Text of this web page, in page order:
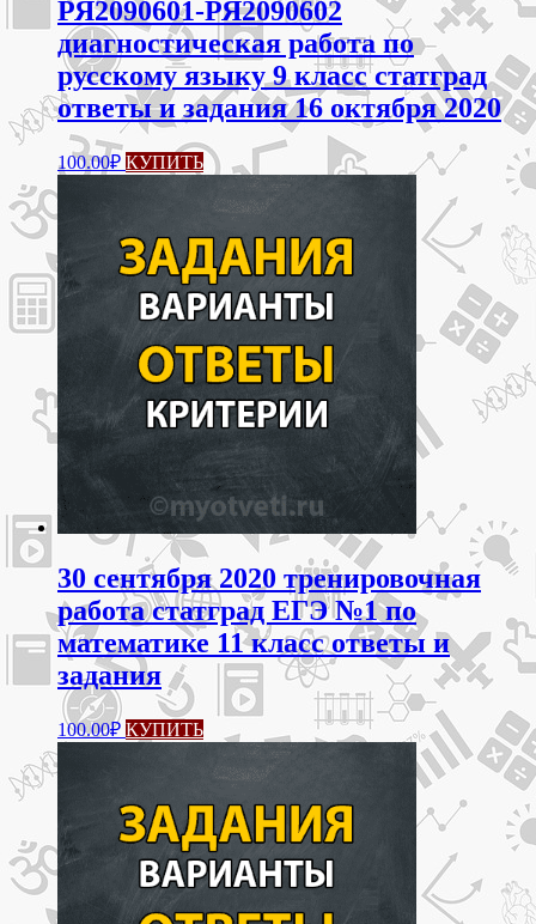
РЯ2090601-РЯ2090602
диагностическая работа по
русскому языку 9 класс статград
ответы и задания 16 октября 2020
100.00₽ КУПИТЬ
30 сентября 2020 тренировочная
работа статград ЕГЭ №1 по
математике 11 класс ответы и
задания
100.00₽ КУПИТЬ